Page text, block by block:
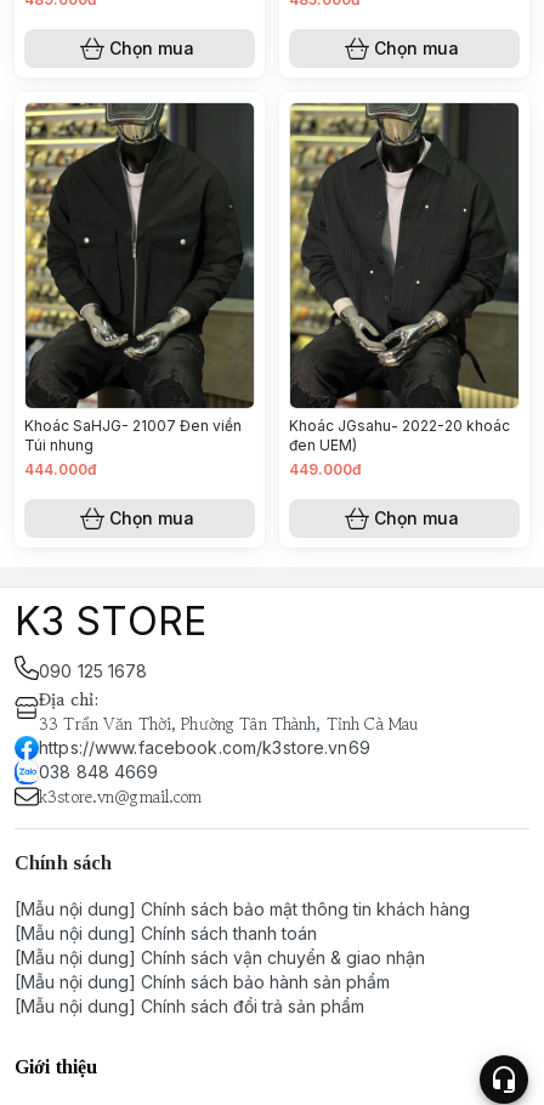
Chọn mua Chọn mua
Khoác SaHJG- 21007 Đen viền
Túi nhung
444.000đ
Chọn mua
Khoác JGsahu- 2022-20 khoác
đen UEM)
449.000đ
Chọn mua
K3 STORE
090 125 1678
Địa chỉ:
33 Trần Văn Thời, Phường Tân Thành, Tỉnh Cà Mau
https://www.facebook.com/k3store.vn69
038 848 4669
k3store.vn@gmail.com
Chính sách
[Mẫu nội dung] Chính sách bảo mật thông tin khách hàng
[Mẫu nội dung] Chính sách thanh toán
[Mẫu nội dung] Chính sách vận chuyển & giao nhận
[Mẫu nội dung] Chính sách bảo hành sản phẩm
[Mẫu nội dung] Chính sách đổi trả sản phẩm
Giới thiệu